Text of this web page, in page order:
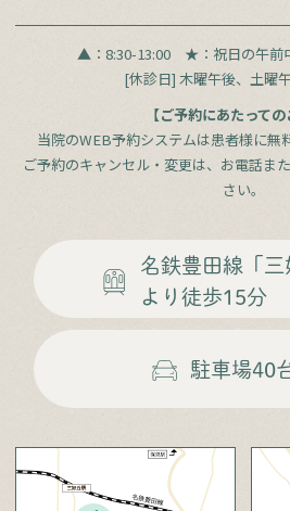
▲：8:30-13:00 ★：祝日の午前
[休診日] 木曜午後、土曜
【ご予約にあたっての
当院のWEB予約システムは患者様に無
ご予約のキャンセル・変更は、お電話ま
さい。
名鉄豊田線 「
より徒歩15分
駐車場40